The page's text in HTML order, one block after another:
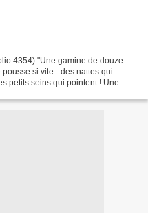
4354) "Une gamine de douze
si vite - des nattes qui
petits seins qui pointent ! Une